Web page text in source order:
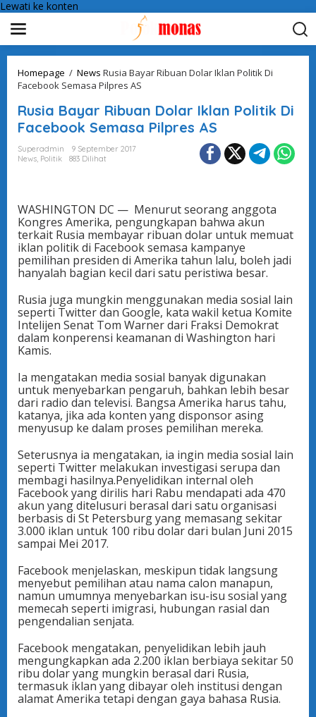
Lewati ke konten
Homepage / News Rusia Bayar Ribuan Dolar Iklan Politik Di
Facebook Semasa Pilpres AS
Rusia Bayar Ribuan Dolar Iklan Politik Di
Facebook Semasa Pilpres AS
Superadmin
9 September 2017
News, Politik 883 Dilihat
WASHINGTON DC — Menurut seorang anggota
Kongres Amerika, pengungkapan bahwa akun
terkait Rusia membayar ribuan dolar untuk memuat
iklan politik di Facebook semasa kampanye
pemilihan presiden di Amerika tahun lalu, boleh jadi
hanyalah bagian kecil dari satu peristiwa besar.
Rusia juga mungkin menggunakan media sosial lain
seperti Twitter dan Google, kata wakil ketua Komite
Intelijen Senat Tom Warner dari Fraksi Demokrat
dalam konperensi keamanan di Washington hari
Kamis.
Ia mengatakan media sosial banyak digunakan
untuk menyebarkan pengaruh, bahkan lebih besar
dari radio dan televisi. Bangsa Amerika harus tahu,
katanya, jika ada konten yang disponsor asing
menyusup ke dalam proses pemilihan mereka.
Seterusnya ia mengatakan, ia ingin media sosial lain
seperti Twitter melakukan investigasi serupa dan
membagi hasilnya.Penyelidikan internal oleh
Facebook yang dirilis hari Rabu mendapati ada 470
akun yang ditelusuri berasal dari satu organisasi
berbasis di St Petersburg yang memasang sekitar
3.000 iklan untuk 100 ribu dolar dari bulan Juni 2015
sampai Mei 2017.
Facebook menjelaskan, meskipun tidak langsung
menyebut pemilihan atau nama calon manapun,
namun umumnya menyebarkan isu-isu sosial yang
memecah seperti imigrasi, hubungan rasial dan
pengendalian senjata.
Facebook mengatakan, penyelidikan lebih jauh
mengungkapkan ada 2.200 iklan berbiaya sekitar 50
ribu dolar yang mungkin berasal dari Rusia,
termasuk iklan yang dibayar oleh institusi dengan
alamat Amerika tetapi dengan gaya bahasa Rusia.